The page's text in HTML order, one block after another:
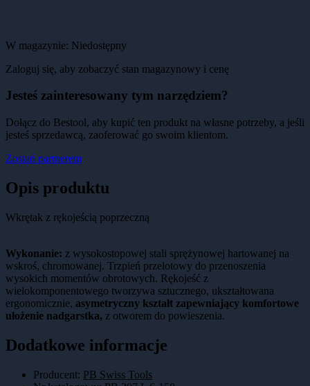
W magazynie: Niedostępny
Zaloguj się, aby zobaczyć stan magazynowy i cenę
Jesteś zainteresowany tym narzędziem?
Dołącz do Bestool, aby kupić ten produkt na własne potrzeby, a jeśli
jesteś sprzedawcą, zaoferować go swoim klientom.
Zostań partnerem
Opis produktu
Wkrętak z rękojeścią poprzeczną
Wykonanie: z wysokostopowej stali sprężynowej hartowanej na
wskroś, chromowanej. Trzpień przelotowy do przenoszenia
wysokich momentów obrotowych. Rękojeść z
wielokomponentowego tworzywa sztucznego, ukształtowana
ergonomicznie, asymetryczny kształt zapewniający komfortowe
ułożenie nadgarstka, z otworem do powieszenia.
Dodatkowe informacje
Producent: PB Swiss Tools